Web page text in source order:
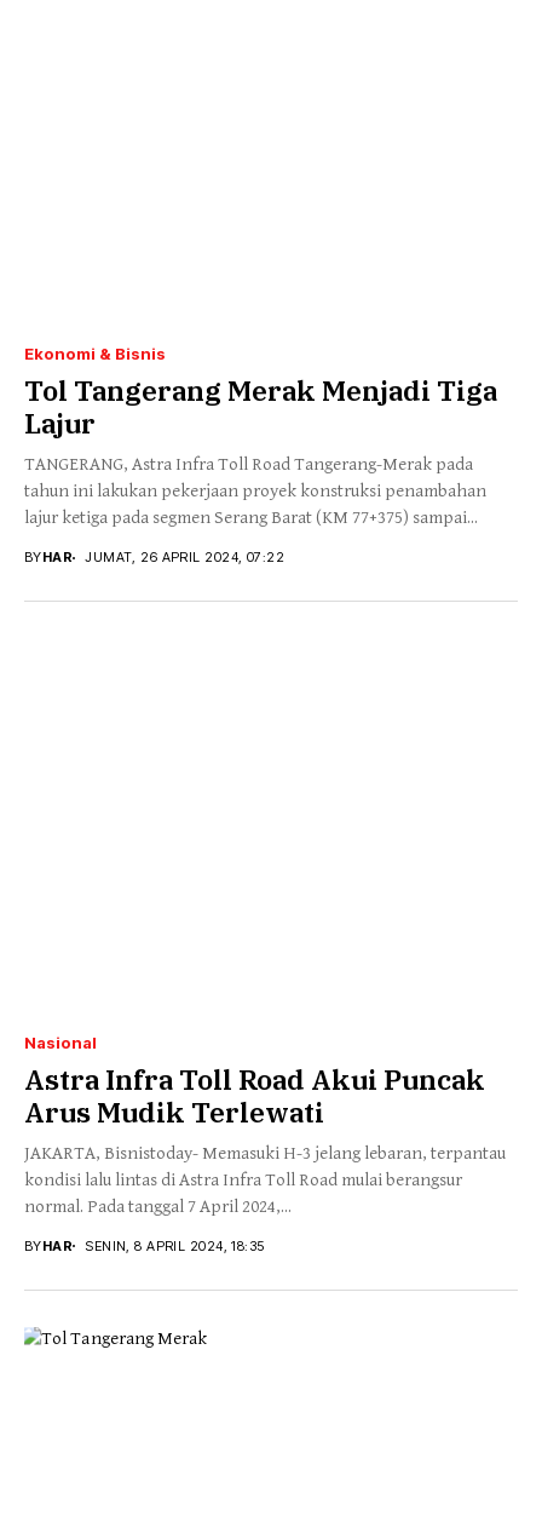
Ekonomi & Bisnis
Tol Tangerang Merak Menjadi Tiga
Lajur
TANGERANG, Astra Infra Toll Road Tangerang-Merak pada
tahun ini lakukan pekerjaan proyek konstruksi penambahan
lajur ketiga pada segmen Serang Barat (KM 77+375) sampai...
BYHAR JUMAT, 26 APRIL 2024, 07:22
Nasional
Astra Infra Toll Road Akui Puncak
Arus Mudik Terlewati
JAKARTA, Bisnistoday- Memasuki H-3 jelang lebaran, terpantau
kondisi lalu lintas di Astra Infra Toll Road mulai berangsur
normal. Pada tanggal 7 April 2024,...
BYHAR SENIN, 8 APRIL 2024, 18:35